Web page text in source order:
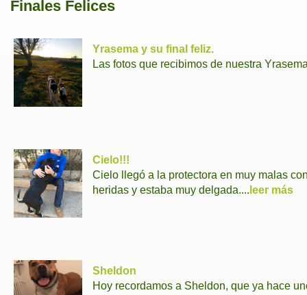
Finales Felices
Yrasema y su final feliz.
Las fotos que recibimos de nuestra
Cielo!!!
Cielo llegó a la protectora en muy malas
heridas y estaba muy delgada.... leer más
Sheldon
Hoy recordamos a Sheldon, que ya hace